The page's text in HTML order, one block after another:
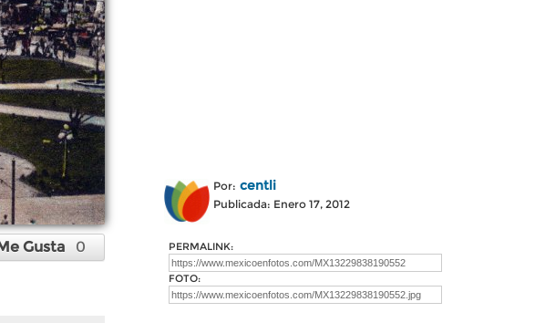
Gusta 0
Por: centli
Publicada: Enero 17, 2012
PERMALINK:
FOTO: